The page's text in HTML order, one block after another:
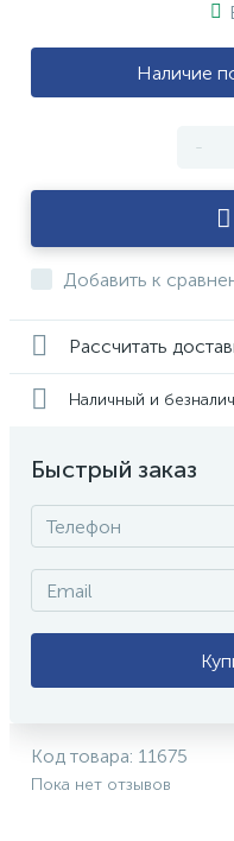
Наличие
-
Добавить к
Рассчитать
Наличный и
Быстрый заказ
Код товара: 11675
Пока нет отзывов